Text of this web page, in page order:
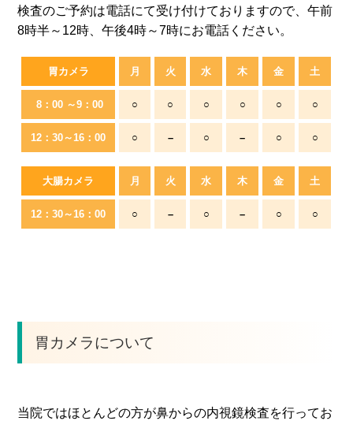
検査のご予約は電話にて受け付けておりますので、午前
8時半～12時、午後4時～7時にお電話ください。
胃カメラ 月 火 水 木 金 土
8：00 ～9：00 ○ ○ ○ ○ ○ ○
12：30～16：00 ○ – ○ – ○ ○
大腸カメラ 月 火 水 木 金 土
12：30～16：00 ○ – ○ – ○ ○
胃カメラについて
当院ではほとんどの方が鼻からの内視鏡検査を行ってお